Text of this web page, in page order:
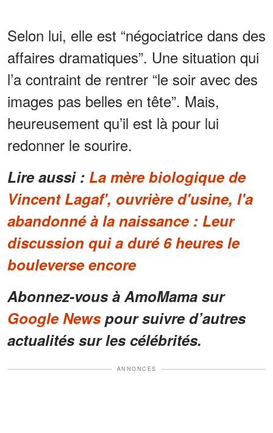
Selon lui, elle est “négociatrice dans des
affaires dramatiques”. Une situation qui
l’a contraint de rentrer “le soir avec des
images pas belles en tête”. Mais,
heureusement qu’il est là pour lui
redonner le sourire.
Lire aussi : La mère biologique de
Vincent Lagaf', ouvrière d'usine, l'a
abandonné à la naissance : Leur
discussion qui a duré 6 heures le
bouleverse encore
Abonnez-vous à AmoMama sur
Google Newspour suivre d’autres
actualités sur les célébrités.
ANNONCES